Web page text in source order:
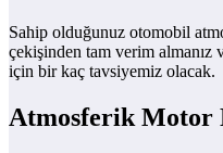
Sahip olduğunuz otomobil
çekişinden tam verim almanız
için bir kaç tavsiyemiz olacak.
Atmosferik Motor